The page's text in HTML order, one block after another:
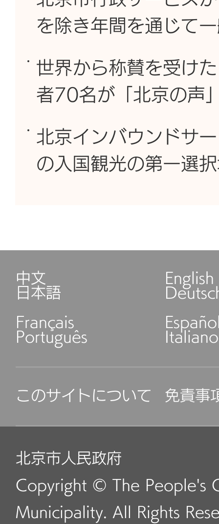
を除き年間を通じて
世界から称賛を受け
者70名が「北京の声
北京インバウンドサ
の入国観光の第一選
中文 English
日本語
Français
Português Italiano
このサイトについて 免責事
北京市人民政府
Copyright © The People's
Municipality. All Rights